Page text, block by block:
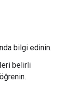
bilgi edinin.
belirli